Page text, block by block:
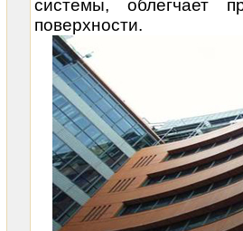
системы, облегчает
поверхности.